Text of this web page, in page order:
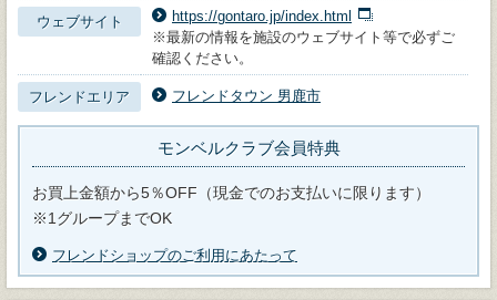
ウェブサイト
https://gontaro.jp/index.html
※最新の情報を施設のウェブサイト等で必ずご
確認ください。
フレンドエリア フレンドタウン 男鹿市
モンベルクラブ会員特典
お買上金額から5％OFF（現金でのお支払いに限ります）
※1グループまでOK
フレンドショップのご利用にあたって